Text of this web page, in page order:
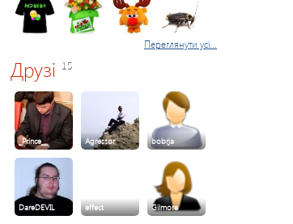
Переглянути усі...
Друзі 15
_Prince__ Agressor bobrja
DareDEVIL effect Gilmore